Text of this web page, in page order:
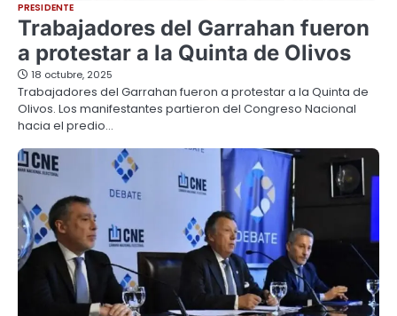
PRESIDENTE
Trabajadores del Garrahan fueron
a protestar a la Quinta de Olivos
18 octubre, 2025
Trabajadores del Garrahan fueron a protestar a la Quinta de
Olivos. Los manifestantes partieron del Congreso Nacional
hacia el predio…